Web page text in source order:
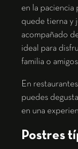
en la paciencia
quede tierna y
acompañado
ideal para
familia o
En
puedes
en una
Postres